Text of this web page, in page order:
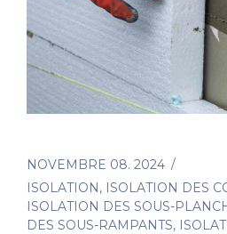
NOVEMBRE 08. 2024
ISOLATION, ISOLATION DES
ISOLATION DES SOUS-
DES SOUS-RAMPANTS,